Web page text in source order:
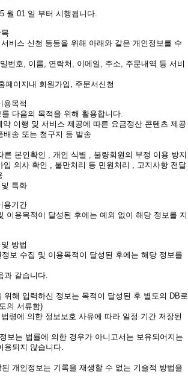
월 01 일 부터 시행됩니다.
비스 신청 등등을 위해 아래와 같은 개인정보를 수
번호, 이름, 연락처, 이메일, 주소, 주문내역 등 서비
페이지내 회원가입, 주문서신청
용목적
다음의 목적을 위해 활용합니다.
이행 및 서비스 제공에 따른 요금정산 콘텐츠 제공
배송 또는 청구지 등 발송
른 본인확인 , 개인 식별 , 불량회원의 부정 이용 방지
입 의사 확인 , 불만처리 등 민원처리 , 고지사항 전달
특화
용기간
이용목적이 달성된 후에는 예외 없이 해당 정보를 지
방법
보 수집 및 이용목적이 달성된 후에는 해당 정보를
과 같습니다.
위해 입력하신 정보는 목적이 달성된 후 별도의 DB로
의 서류함)
령에 의한 정보보호 사유에 따라 일정 기간 저장된
보는 법률에 의한 경우가 아니고서는 보유되어지는
용되지 않습니다.
개인정보는 기록을 재생할 수 없는 기술적 방법을